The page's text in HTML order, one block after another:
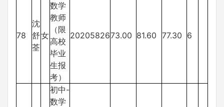
78
沈
舒
荃
女
数学
教师
（限
高校
毕业
生报
考）
2020582673.00 81.60 77.30 6
初中-
数学